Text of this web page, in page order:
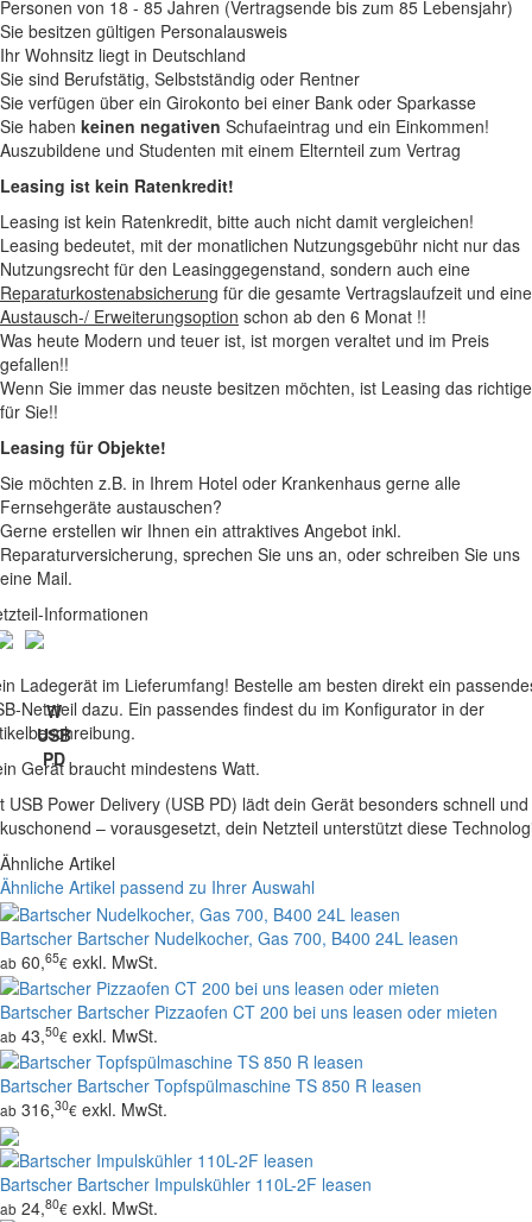
Personen von 18 - 85 Jahren (Vertragsende bis zum 85 Lebensjahr)
Sie besitzen gültigen Personalausweis
Ihr Wohnsitz liegt in Deutschland
Sie sind Berufstätig, Selbstständig oder Rentner
Sie verfügen über ein Girokonto bei einer Bank oder Sparkasse
Sie haben keinen negativen Schufaeintrag und ein Einkommen!
Auszubildene und Studenten mit einem Elternteil zum Vertrag
Leasing ist kein Ratenkredit!
Leasing ist kein Ratenkredit, bitte auch nicht damit vergleichen!
Leasing bedeutet, mit der monatlichen Nutzungsgebühr nicht nur das
Nutzungsrecht für den Leasinggegenstand, sondern auch eine
Reparaturkostenabsicherung für die gesamte Vertragslaufzeit und eine
Austausch-/ Erweiterungsoption schon ab den 6 Monat !!
Was heute Modern und teuer ist, ist morgen veraltet und im Preis
gefallen!!
Wenn Sie immer das neuste besitzen möchten, ist Leasing das richtige
für Sie!!
Leasing für Objekte!
Sie möchten z.B. in Ihrem Hotel oder Krankenhaus gerne alle
Fernsehgeräte austauschen?
Gerne erstellen wir Ihnen ein attraktives Angebot inkl.
Reparaturversicherung, sprechen Sie uns an, oder schreiben Sie uns
eine Mail.
Informationen
W
USB
PD
Ladegerät im Lieferumfang! Bestelle am besten direkt ein
Netzteil dazu. Ein passendes findest du im Konfigurator in der
Gerät braucht mindestens Watt.
USB Power Delivery (USB PD) lädt dein Gerät besonders schnell und
– vorausgesetzt, dein Netzteil unterstützt diese
Ähnliche Artikel
Ähnliche Artikel passend zu Ihrer Auswahl
Bartscher Bartscher Nudelkocher, Gas 700, B400 24L leasen
ab 60,65€ exkl. MwSt.
Bartscher Bartscher Pizzaofen CT 200 bei uns leasen oder mieten
ab 43,50€ exkl. MwSt.
Bartscher Bartscher Topfspülmaschine TS 850 R leasen
ab 316,30€ exkl. MwSt.
Bartscher Bartscher Impulskühler 110L-2F leasen
ab 24,80€ exkl. MwSt.